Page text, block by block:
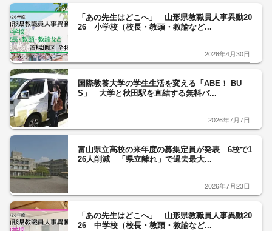
「あの先生はどこへ」 山形県教職員人事異動20
26 小学校（校長・教頭・教諭など...
2026年4月30日
国際教養大学の学生生活を変える「ABE！ BU
S」 大学と秋田駅を直結する無料バ...
2026年7月7日
富山県立高校の来年度の募集定員が発表 6校で1
26人削減 「県立離れ」で過去最大...
2026年7月23日
「あの先生はどこへ」 山形県教職員人事異動20
26 中学校（校長・教頭・教諭など...